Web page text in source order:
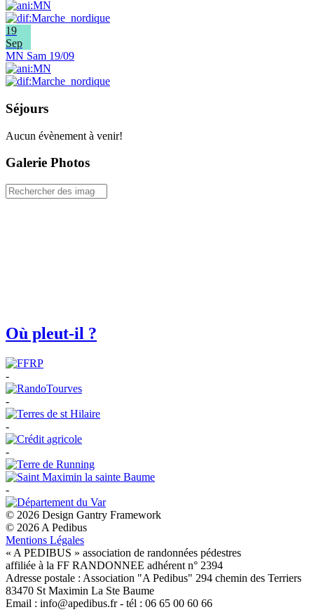
19
Sep
MN Sam 19/09
Séjours
Aucun évènement à venir!
Galerie Photos
Où pleut-il ?
-
-
-
-
-
© 2026 Design Gantry Framework
© 2026 A Pedibus
Mentions Légales
« A PEDIBUS » association de randonnées pédestres
affiliée à la FF RANDONNEE adhérent n° 2394
Adresse postale : Association "A Pedibus" 294 chemin des Terriers
83470 St Maximin La Ste Baume
Email : info@apedibus.fr - tél : 06 65 00 60 66